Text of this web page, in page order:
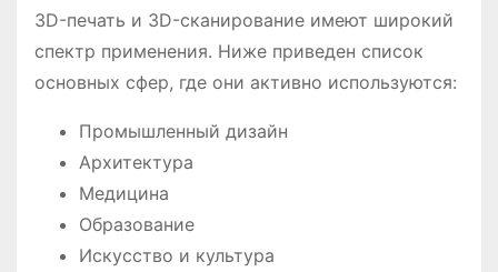
3D-печать и 3D-сканирование имеют широкий
спектр применения. Ниже приведен список
основных сфер, где они активно используются:
Промышленный дизайн
Архитектура
Медицина
Образование
Искусство и культура